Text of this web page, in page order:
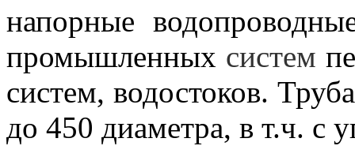
напорные
промышленных систем
систем, водостоков.
до 450 диаметра, в т.ч. с